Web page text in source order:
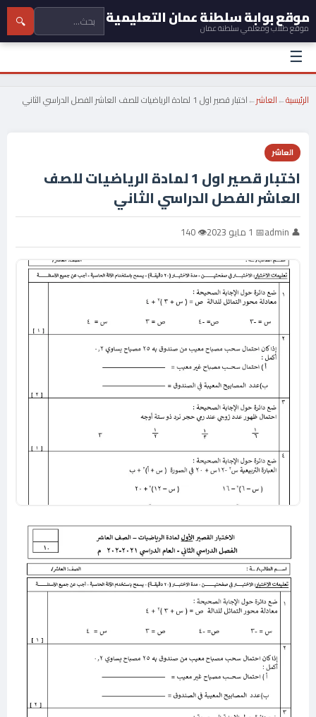
موقع بوابة سلطنة عمان التعليمية
موقع طلاب ومعلمي سلطنة عمان 🔍
☰
الرئيسية←العاشر←اختبار قصير اول 1 لمادة الرياضيات للصف العاشر الفصل الدراسي الثاني
العاشر
اختبار قصير اول 1 لمادة الرياضيات للصف
العاشر الفصل الدراسي الثاني
👤 admin 📅 1 مايو 2023 👁 140